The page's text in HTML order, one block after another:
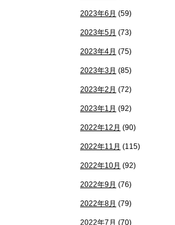
2023年6月 (59)
2023年5月 (73)
2023年4月 (75)
2023年3月 (85)
2023年2月 (72)
2023年1月 (92)
2022年12月 (90)
2022年11月 (115)
2022年10月 (92)
2022年9月 (76)
2022年8月 (79)
2022年7月 (70)